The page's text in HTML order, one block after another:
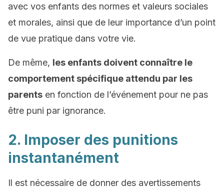
avec vos enfants des normes et valeurs sociales
et morales, ainsi que de leur importance d’un point
de vue pratique dans votre vie.
De même, les enfants doivent connaître le
comportement spécifique attendu par les
parents en fonction de l’événement pour ne pas
être puni par ignorance.
2. Imposer des punitions
instantanément
Il est nécessaire de donner des avertissements